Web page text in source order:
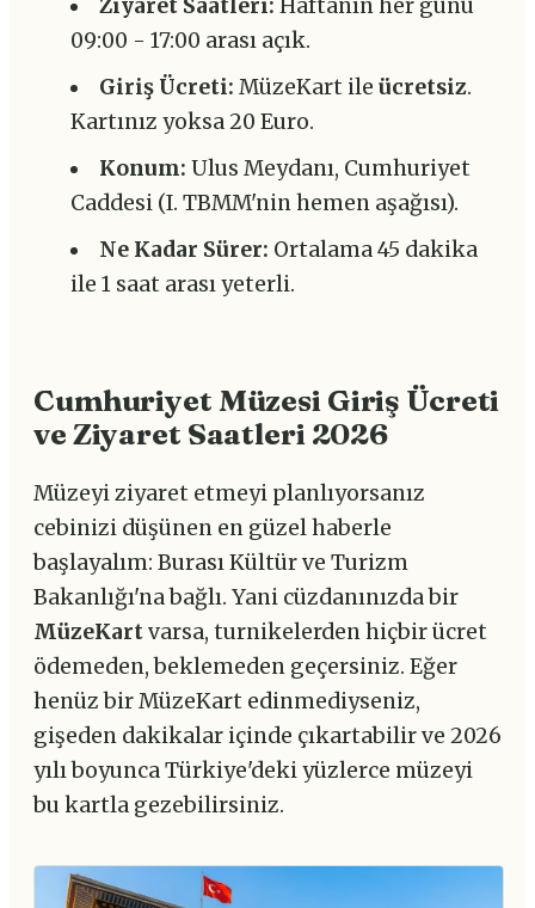
Ziyaret Saatleri: Haftanın her günü
09:00 - 17:00 arası açık.
Giriş Ücreti: MüzeKart ileücretsiz.
Kartınız yoksa 20 Euro.
Konum: Ulus Meydanı, Cumhuriyet
Caddesi (I. TBMM'nin hemen aşağısı).
Ne Kadar Sürer: Ortalama 45 dakika
ile 1 saat arası yeterli.
Cumhuriyet Müzesi Giriş Ücreti
ve Ziyaret Saatleri 2026
Müzeyi ziyaret etmeyi planlıyorsanız
cebinizi düşünen en güzel haberle
başlayalım: Burası Kültür ve Turizm
Bakanlığı'na bağlı. Yani cüzdanınızda bir
MüzeKartvarsa, turnikelerden hiçbir ücret
ödemeden, beklemeden geçersiniz. Eğer
henüz bir MüzeKart edinmediyseniz,
gişeden dakikalar içinde çıkartabilir ve 2026
yılı boyunca Türkiye'deki yüzlerce müzeyi
bu kartla gezebilirsiniz.